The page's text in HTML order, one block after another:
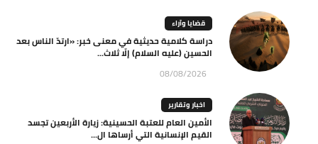
قضايا وآراء
دراسة كلامية حديثية في معنى خبر: «ارتدّ الناس بعد
الحسين (عليه السلام) إلّا ثلاث...
08/08/2026
اخبار وتقارير
الأمين العام للعتبة الحسينية: زيارة الأربعين تجسد
القيم الإنسانية التي أرساها ال...